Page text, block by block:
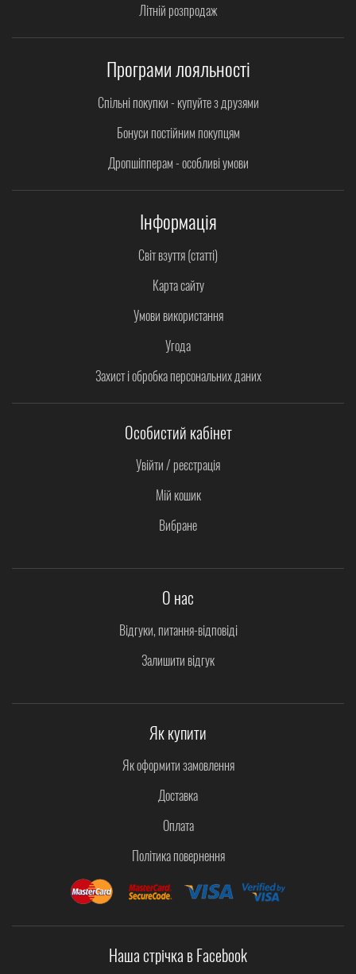
Літній розпродаж
Програми лояльності
Спільні покупки - купуйте з друзями
Бонуси постійним покупцям
Дропшіпперам - особливі умови
Інформація
Світ взуття (статті)
Карта сайту
Умови використання
Угода
Захист і обробка персональних даних
Особистий кабінет
Увійти / реєстрація
Мій кошик
Вибране
О нас
Відгуки, питання-відповіді
Залишити відгук
Як купити
Як оформити замовлення
Доставка
Оплата
Політика повернення
Наша стрічка в Facebook